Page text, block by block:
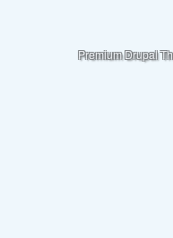
Premium Drupal